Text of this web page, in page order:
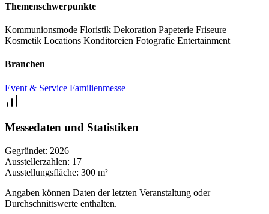
Themenschwerpunkte
Kommunionsmode Floristik Dekoration Papeterie Friseure
Kosmetik Locations Konditoreien Fotografie Entertainment
Branchen
Event & Service Familienmesse
Messedaten und Statistiken
Gegründet: 2026
Ausstellerzahlen: 17
Ausstellungsfläche: 300 m²
Angaben können Daten der letzten Veranstaltung oder
Durchschnittswerte enthalten.